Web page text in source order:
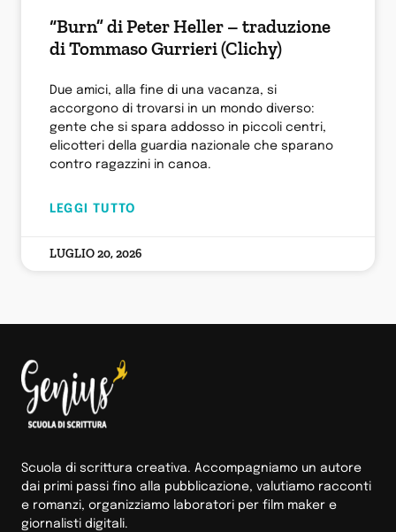
“Burn” di Peter Heller – traduzione
di Tommaso Gurrieri (Clichy)
Due amici, alla fine di una vacanza, si
accorgono di trovarsi in un mondo diverso:
gente che si spara addosso in piccoli centri,
elicotteri della guardia nazionale che sparano
contro ragazzini in canoa.
LEGGI TUTTO
LUGLIO 20, 2026
Scuola di scrittura creativa. Accompagniamo un autore
dai primi passi fino alla pubblicazione, valutiamo racconti
e romanzi, organizziamo laboratori per film maker e
giornalisti digitali.